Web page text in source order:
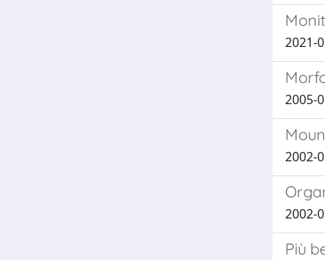
2021-
2005-
2002-
2002-
Più